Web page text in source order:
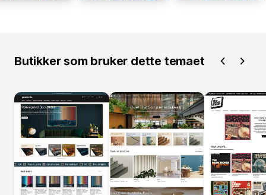
Butikker som bruker dette temaet